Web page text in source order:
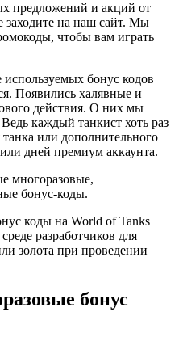
предложений и акций от
заходите на наш сайт. Мы
чтобы вам играть
бонус кодов
Появились халявные и
действия. О них мы
каждый танкист хоть раз
или дополнительного
дней премиум аккаунта.
многоразовые,
бонус-коды.
коды на World of Tanks
разработчиков для
золота при проведении
бонус